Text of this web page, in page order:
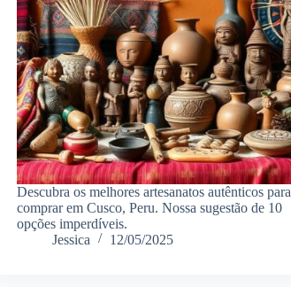
Descubra os melhores artesanatos autênticos para
comprar em Cusco, Peru. Nossa sugestão de 10
opções imperdíveis.
Jessica
12/05/2025